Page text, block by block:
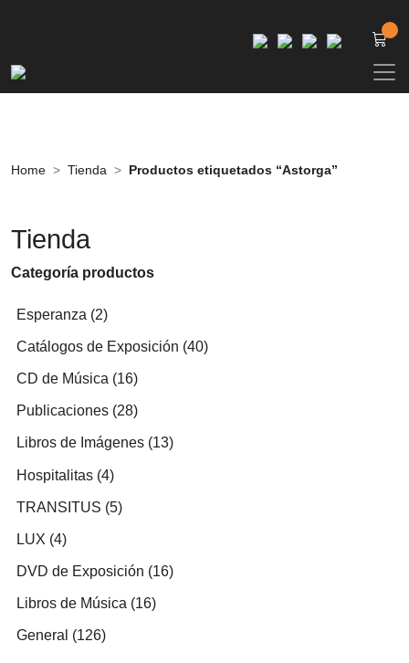
Home Tienda Productos etiquetados “Astorga”
Tienda
Categoría productos
Esperanza 22
Catálogos de Exposición 4040
CD de Música 1616
Publicaciones 2828
Libros de Imágenes 1313
Hospitalitas 44
TRANSITUS 55
LUX 44
DVD de Exposición 1616
Libros de Música 1616
General 126126